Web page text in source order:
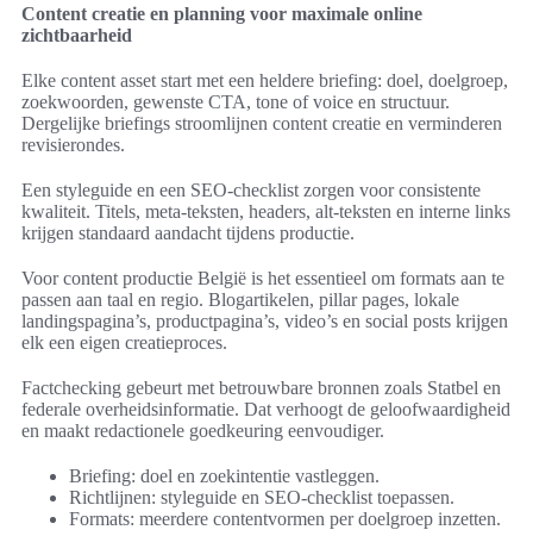
Content creatie en planning voor maximale online
zichtbaarheid
Elke content asset start met een heldere briefing: doel, doelgroep,
zoekwoorden, gewenste CTA, tone of voice en structuur.
Dergelijke briefings stroomlijnen content creatie en verminderen
revisierondes.
Een styleguide en een SEO-checklist zorgen voor consistente
kwaliteit. Titels, meta-teksten, headers, alt-teksten en interne links
krijgen standaard aandacht tijdens productie.
Voor content productie België is het essentieel om formats aan te
passen aan taal en regio. Blogartikelen, pillar pages, lokale
landingspagina’s, productpagina’s, video’s en social posts krijgen
elk een eigen creatieproces.
Factchecking gebeurt met betrouwbare bronnen zoals Statbel en
federale overheidsinformatie. Dat verhoogt de geloofwaardigheid
en maakt redactionele goedkeuring eenvoudiger.
Briefing: doel en zoekintentie vastleggen.
Richtlijnen: styleguide en SEO-checklist toepassen.
Formats: meerdere contentvormen per doelgroep inzetten.